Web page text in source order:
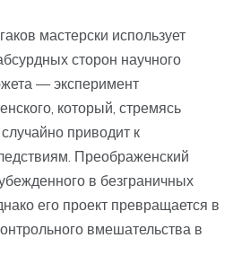
мастерски использует
сторон научного
— эксперимент
который, стремясь
приводит к
Преображенский
в безграничных
его проект превращается в
вмешательства в